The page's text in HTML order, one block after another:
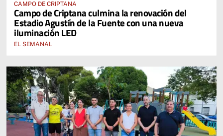
CAMPO DE CRIPTANA
Campo de Criptana culmina la renovación del
Estadio Agustín de la Fuente con una nueva
iluminación LED
EL SEMANAL